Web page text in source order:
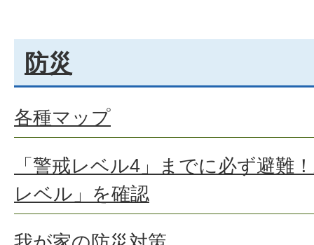
防災
各種マップ
「警戒レベル4」までに必ず避難
レベル」を確認